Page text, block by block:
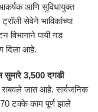
आणि सुविधायुक्त
सेवेने भाविकांच्या
विभागाने पायी गड
दिला आहे.
सुमारे 3,500 दगडी
जात आहे. सार्वजनिक
70 टक्के काम पूर्ण झाले